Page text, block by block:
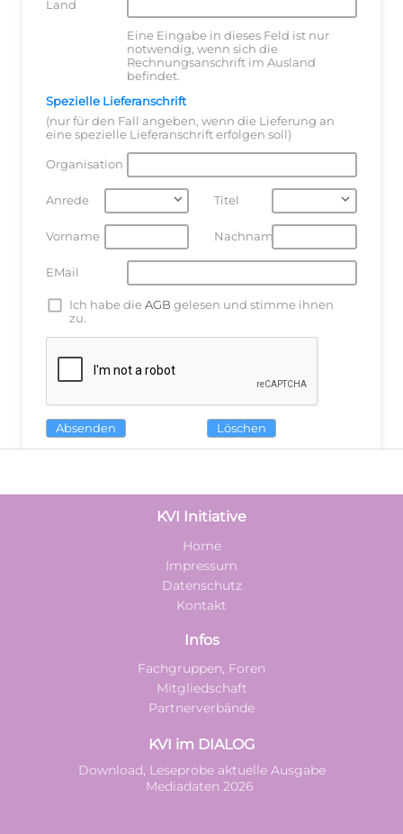
Land
Eine Eingabe in dieses Feld ist nur
notwendig, wenn sich die
Rechnungsanschrift im Ausland
befindet.
Spezielle Lieferanschrift
(nur für den Fall angeben, wenn die Lieferung an
eine spezielle Lieferanschrift erfolgen soll)
Organisation
Anrede Titel
Vorname Nachname
EMail
Ich habe die AGB gelesen und stimme ihnen
zu.
Absenden Löschen
KVI Initiative
Home
Impressum
Datenschutz
Kontakt
Infos
Fachgruppen, Foren
Mitgliedschaft
Partnerverbände
KVI im DIALOG
Download, Leseprobe aktuelle Ausgabe
Mediadaten 2026